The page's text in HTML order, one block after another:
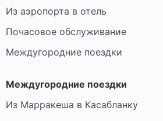
Из аэропорта в отель
Почасовое обслуживание
Междугородние поездки
Междугородние поездки
Из Марракеша в Касабланку